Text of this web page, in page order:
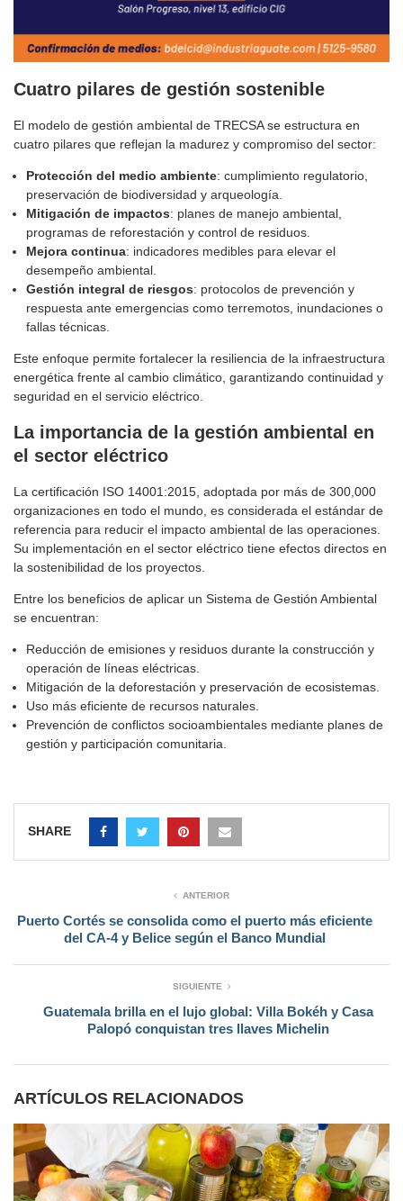
Cuatro pilares de gestión sostenible
El modelo de gestión ambiental de TRECSA se estructura en
cuatro pilares que reflejan la madurez y compromiso del sector:
Protección del medio ambiente: cumplimiento regulatorio,
preservación de biodiversidad y arqueología.
Mitigación de impactos: planes de manejo ambiental,
programas de reforestación y control de residuos.
Mejora continua: indicadores medibles para elevar el
desempeño ambiental.
Gestión integral de riesgos: protocolos de prevención y
respuesta ante emergencias como terremotos, inundaciones o
fallas técnicas.
Este enfoque permite fortalecer la resiliencia de la infraestructura
energética frente al cambio climático, garantizando continuidad y
seguridad en el servicio eléctrico.
La importancia de la gestión ambiental en
el sector eléctrico
La certificación ISO 14001:2015, adoptada por más de 300,000
organizaciones en todo el mundo, es considerada el estándar de
referencia para reducir el impacto ambiental de las operaciones.
Su implementación en el sector eléctrico tiene efectos directos en
la sostenibilidad de los proyectos.
Entre los beneficios de aplicar un Sistema de Gestión Ambiental
se encuentran:
Reducción de emisiones y residuos durante la construcción y
operación de líneas eléctricas.
Mitigación de la deforestación y preservación de ecosistemas.
Uso más eficiente de recursos naturales.
Prevención de conflictos socioambientales mediante planes de
gestión y participación comunitaria.
SHARE
ANTERIOR
Puerto Cortés se consolida como el puerto más eficiente
del CA-4 y Belice según el Banco Mundial
SIGUIENTE
Guatemala brilla en el lujo global: Villa Bokéh y Casa
Palopó conquistan tres llaves Michelin
ARTÍCULOS RELACIONADOS